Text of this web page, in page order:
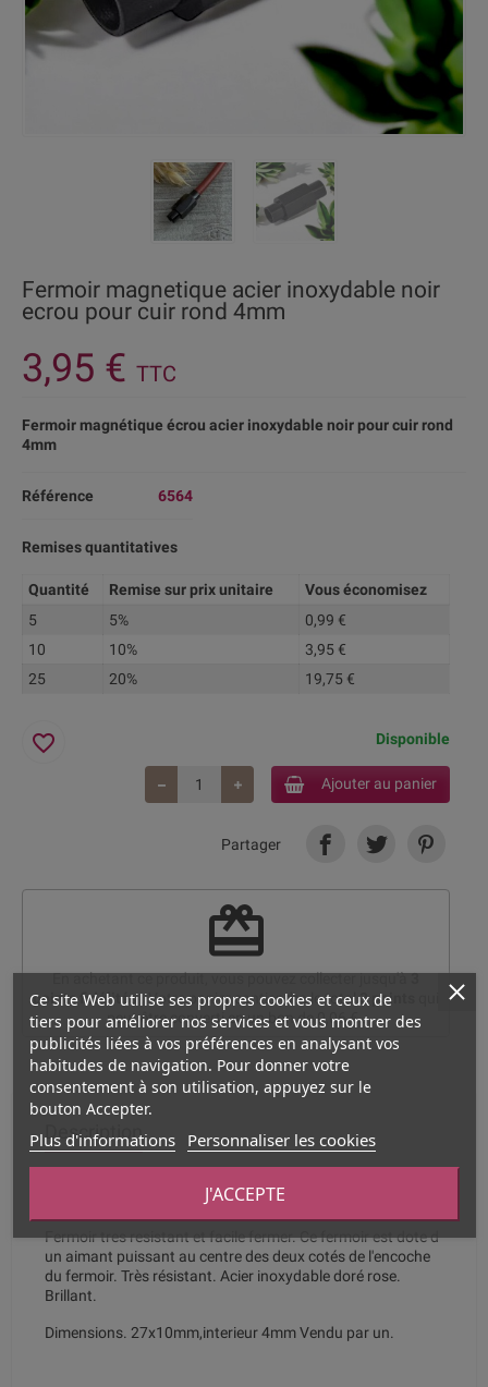
Fermoir magnetique acier inoxydable noir
ecrou pour cuir rond 4mm
3,95 € TTC
Fermoir magnétique écrou acier inoxydable noir pour cuir rond
4mm
Référence 6564
Remises quantitatives
Quantité Remise sur prix unitaire
Vous économisez
5
5%
0,99 €
10
10%
3,95 €
25
20% 19,75 €
Disponible
Ajouter au panier
favorite_border
Partager
redeem
En achetant ce produit, vous pouvez collecter jusqu'à3
points fidélités. Votre panier contiendra le total3points
peut être converti en un bon de0,06 €.
Description
Fermoir tres resistant et facile fermer. Ce fermoir est dote d
un aimant puissant au centre des deux cotés de l'encoche
du fermoir. Très résistant. Acier inoxydable doré rose.
Brillant.
Dimensions. 27x10mm,interieur 4mm Vendu par un.
Ce site Web utilise ses propres cookies et ceux de
tiers pour améliorer nos services et vous montrer des
publicités liées à vos préférences en analysant vos
habitudes de navigation. Pour donner votre
consentement à son utilisation, appuyez sur le
bouton Accepter.
Plus d'informations Personnaliser les cookies
J'ACCEPTE